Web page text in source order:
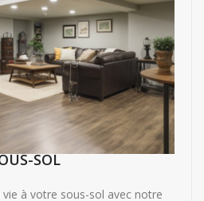
SOL
à votre sous-sol avec notre